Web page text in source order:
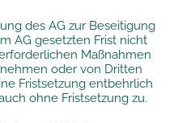
des AG zur Beseitigung
AG gesetzten Frist nicht
Maßnahmen
oder von Dritten
Fristsetzung entbehrlich
ohne Fristsetzung zu.